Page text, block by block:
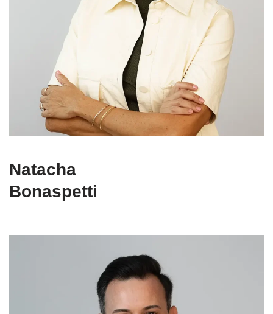
Natacha
Bonaspetti